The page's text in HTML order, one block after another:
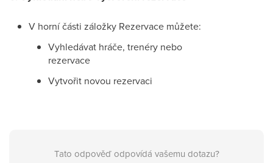
V horní části záložky Rezervace můžete:
Vyhledávat hráče, trenéry nebo
rezervace
Vytvořit novou rezervaci
Tato odpověď odpovídá vašemu dotazu?